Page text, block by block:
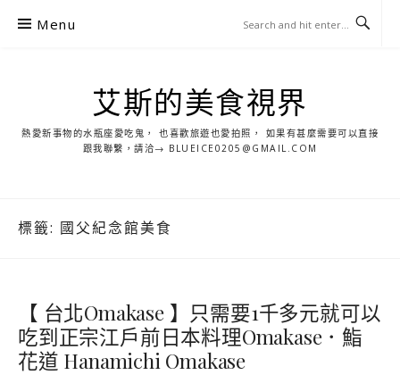
Menu
艾斯的美食視界
熱愛新事物的水瓶座愛吃鬼， 也喜歡旅遊也愛拍照， 如果有甚麼需要可以直接
跟我聯繫，請洽→ BLUEICE0205@GMAIL.COM
標籤: 國父紀念館美食
【 台北Omakase 】只需要1千多元就可以
吃到正宗江戶前日本料理Omakase．鮨
花道 Hanamichi Omakase